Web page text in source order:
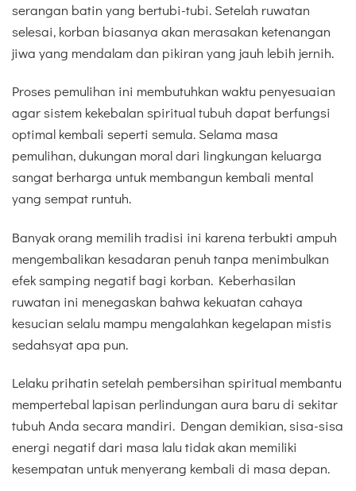
serangan batin yang bertubi-tubi. Setelah ruwatan
selesai, korban biasanya akan merasakan ketenangan
jiwa yang mendalam dan pikiran yang jauh lebih jernih.
Proses pemulihan ini membutuhkan waktu penyesuaian
agar sistem kekebalan spiritual tubuh dapat berfungsi
optimal kembali seperti semula. Selama masa
pemulihan, dukungan moral dari lingkungan keluarga
sangat berharga untuk membangun kembali mental
yang sempat runtuh.
Banyak orang memilih tradisi ini karena terbukti ampuh
mengembalikan kesadaran penuh tanpa menimbulkan
efek samping negatif bagi korban. Keberhasilan
ruwatan ini menegaskan bahwa kekuatan cahaya
kesucian selalu mampu mengalahkan kegelapan mistis
sedahsyat apa pun.
Lelaku prihatin setelah pembersihan spiritual membantu
mempertebal lapisan perlindungan aura baru di sekitar
tubuh Anda secara mandiri. Dengan demikian, sisa-sisa
energi negatif dari masa lalu tidak akan memiliki
kesempatan untuk menyerang kembali di masa depan.